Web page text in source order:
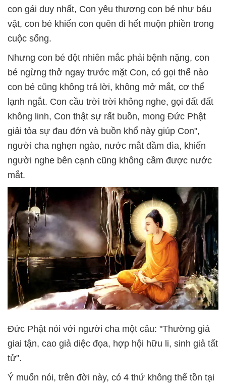
con gái duy nhất, Con yêu thương con bé như báu
vật, con bé khiến con quên đi hết muộn phiền trong
cuộc sống.
Nhưng con bé đột nhiên mắc phải bệnh nặng, con
bé ngừng thở ngay trước mặt Con, có gọi thế nào
con bé cũng không trả lời, không mở mắt, cơ thể
lạnh ngắt. Con cầu trời trời không nghe, gọi đất đất
không linh, Con thật sự rất buồn, mong Đức Phật
giải tỏa sự đau đớn và buồn khổ này giúp Con",
người cha nghẹn ngào, nước mắt đầm đìa, khiến
người nghe bên cạnh cũng không cầm được nước
mắt.
Đức Phật nói với người cha một câu: "Thường giả
giai tận, cao giả diệc đọa, hợp hội hữu li, sinh giả tất
tử".
Ý muốn nói, trên đời này, có 4 thứ không thể tồn tại